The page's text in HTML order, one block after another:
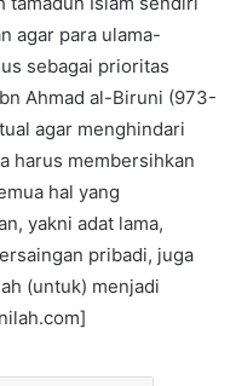
agar para ulama-
sebagai prioritas
Ahmad al-Biruni (973-
agar menghindari
harus membersihkan
hal yang
yakni adat lama,
pribadi, juga
(untuk) menjadi